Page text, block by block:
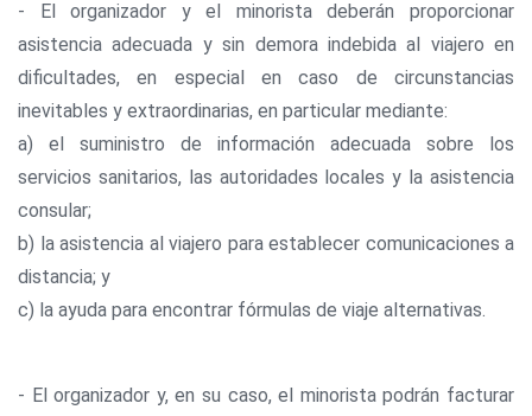
- El organizador y el minorista deberán proporcionar
asistencia adecuada y sin demora indebida al viajero en
dificultades, en especial en caso de circunstancias
inevitables y extraordinarias, en particular mediante:
a) el suministro de información adecuada sobre los
servicios sanitarios, las autoridades locales y la asistencia
consular;
b) la asistencia al viajero para establecer comunicaciones a
distancia; y
c) la ayuda para encontrar fórmulas de viaje alternativas.
- El organizador y, en su caso, el minorista podrán facturar